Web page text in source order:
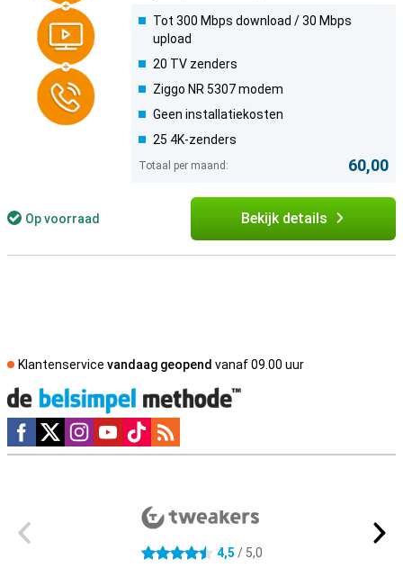
Tot 300 Mbps download / 30 Mbps
upload
20 TV zenders
Ziggo NR 5307 modem
Geen installatiekosten
25 4K-zenders
Totaal per maand: 60,00
Op voorraad Bekijk details
Klantenservice vandaag geopend vanaf 09.00 uur
Social media
4.5 sterren 4,5 / 5,0